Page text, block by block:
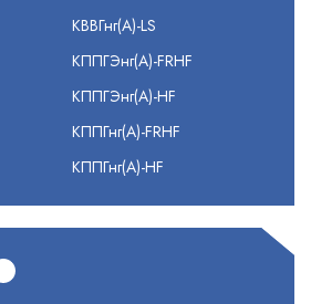
КВВГнг(А)-LS
КППГЭнг(А)-FRHF
КППГЭнг(А)-HF
КППГнг(А)-FRHF
КППГнг(А)-HF